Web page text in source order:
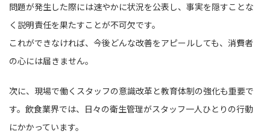
問題が発生した際には速やかに状況を公表し、事実を隠すことな
く説明責任を果たすことが不可欠です。
これができなければ、今後どんな改善をアピールしても、消費者
の心には届きません。
次に、現場で働くスタッフの意識改革と教育体制の強化も重要で
す。飲食業界では、日々の衛生管理がスタッフ一人ひとりの行動
にかかっています。